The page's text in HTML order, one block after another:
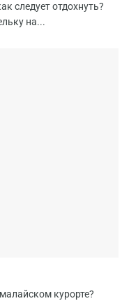
следует отдохнуть?
на...
курорте?